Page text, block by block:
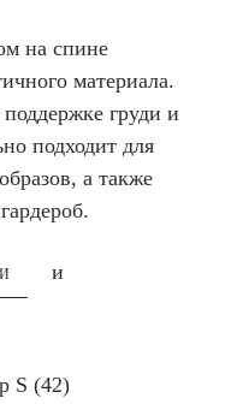
на спине
материала.
груди и
подходит для
а также
и
S (42)